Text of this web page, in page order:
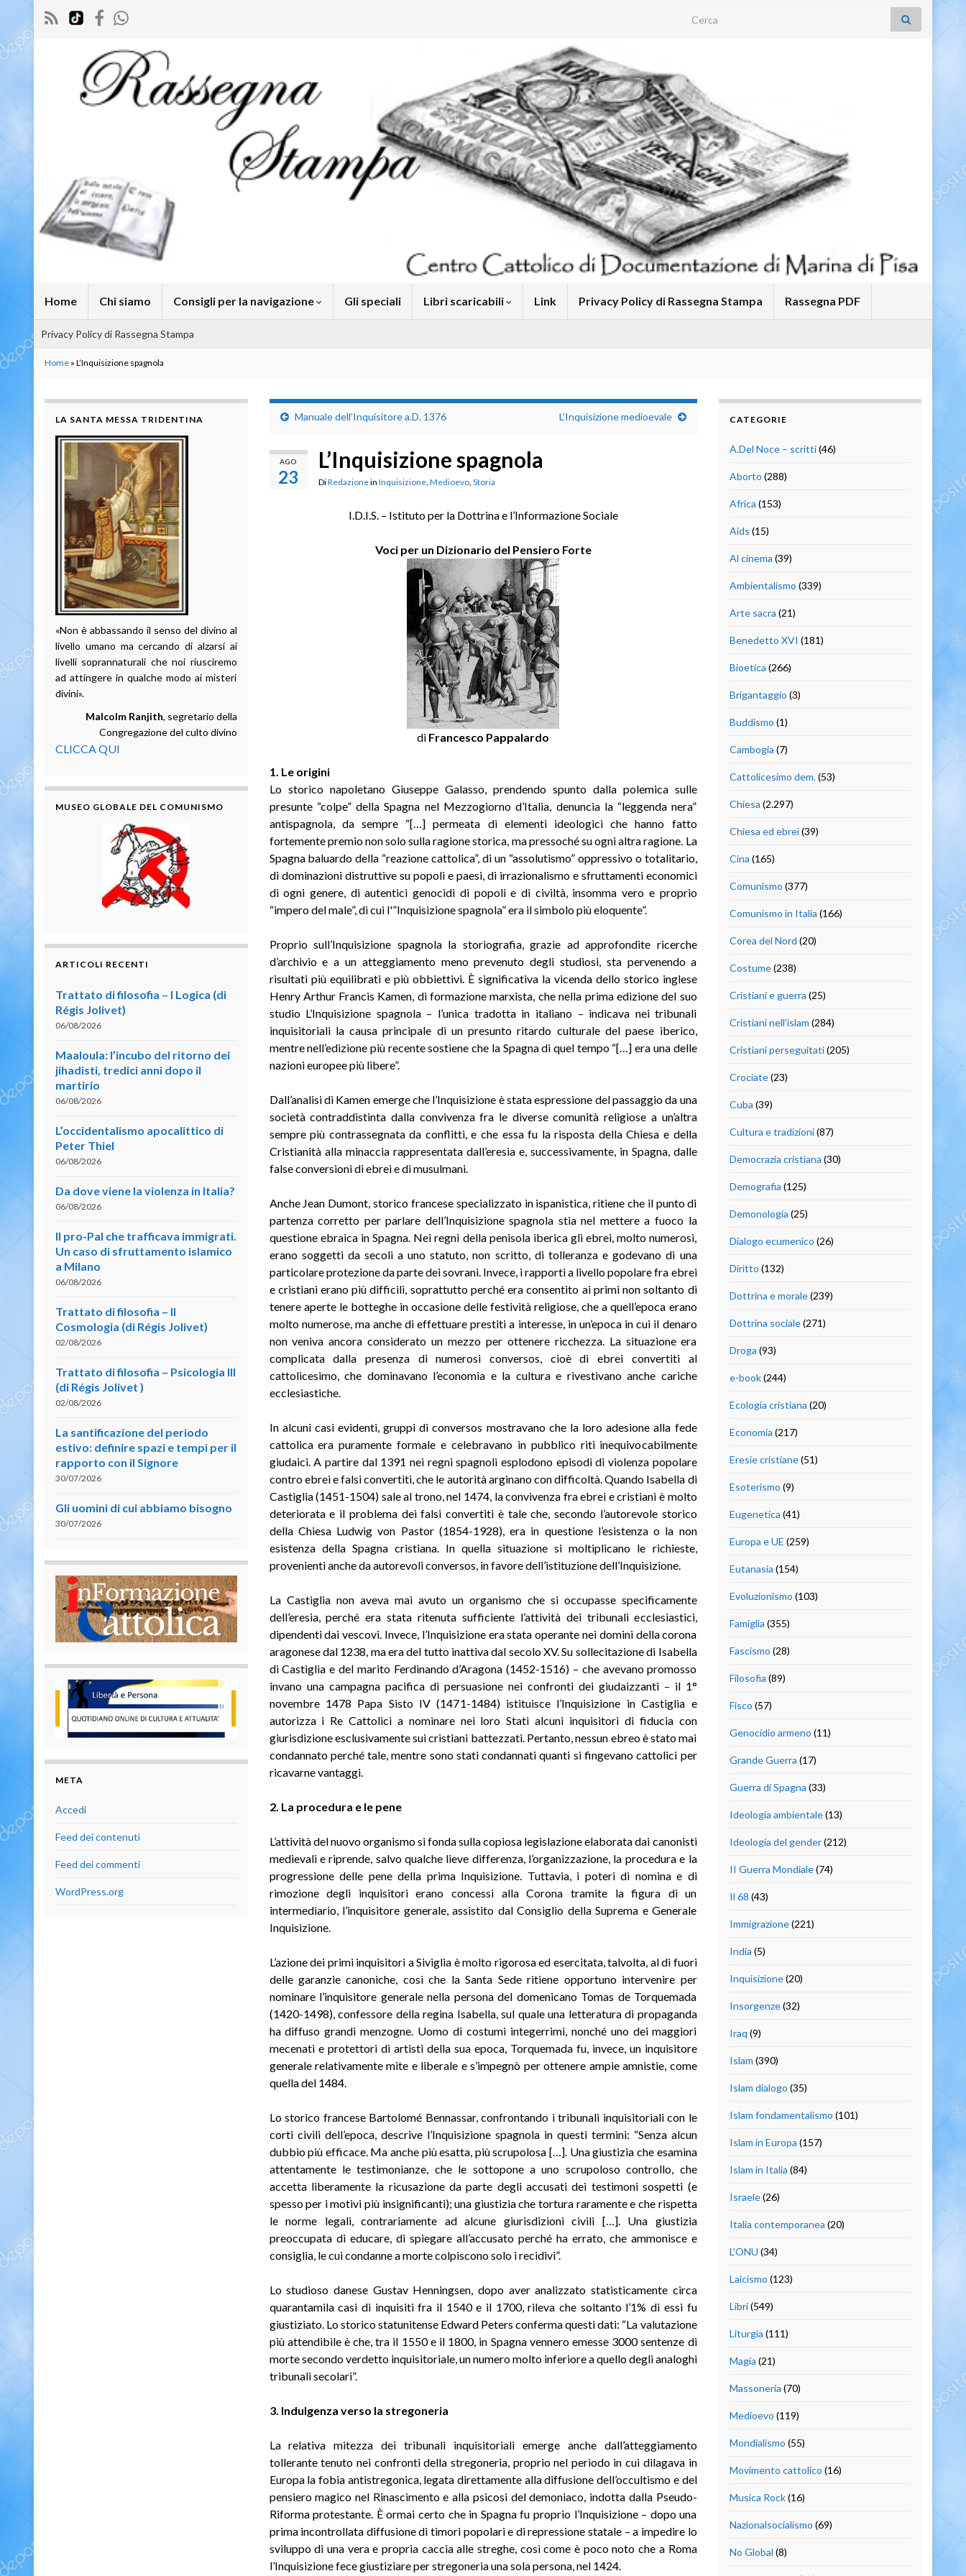
Search for:
Home Chi siamo Consigli per la navigazione Gli speciali Libri scaricabili Link Privacy Policy di Rassegna Stampa Rassegna PDF
Privacy Policy di Rassegna Stampa
Home » L’Inquisizione spagnola
Manuale dell’Inquisitore a.D. 1376 L’Inquisizione medioevale
AGO
23
L’Inquisizione spagnola
DiRedazionein Inquisizione, Medioevo, Storia
I.D.I.S. – Istituto per la Dottrina e l’Informazione Sociale
Voci per un Dizionario del Pensiero Forte
di Francesco Pappalardo
1. Le origini
Lo storico napoletano Giuseppe Galasso, prendendo spunto dalla polemica sulle
presunte “colpe” della Spagna nel Mezzogiorno d’Italia, denuncia la “leggenda nera”
antispagnola, da sempre “[…] permeata di elementi ideologici che hanno fatto
fortemente premio non solo sulla ragione storica, ma pressoché su ogni altra ragione. La
Spagna baluardo della “reazione cattolica”, di un “assolutismo” oppressivo o totalitario,
di dominazioni distruttive su popoli e paesi, di irrazionalismo e sfruttamenti economici
di ogni genere, di autentici genocidi di popoli e di civiltà, insomma vero e proprio
“impero del male”, di cui l'”Inquisizione spagnola” era il simbolo più eloquente”.
Proprio sull’Inquisizione spagnola la storiografia, grazie ad approfondite ricerche
d’archivio e a un atteggiamento meno prevenuto degli studiosi, sta pervenendo a
risultati più equilibrati e più obbiettivi. È significativa la vicenda dello storico inglese
Henry Arthur Francis Kamen, di formazione marxista, che nella prima edizione del suo
studio L’Inquisizione spagnola – l’unica tradotta in italiano – indicava nei tribunali
inquisitoriali la causa principale di un presunto ritardo culturale del paese iberico,
mentre nell’edizione più recente sostiene che la Spagna di quel tempo “[…] era una delle
nazioni europee più libere”.
Dall’analisi di Kamen emerge che l’Inquisizione è stata espressione del passaggio da una
società contraddistinta dalla convivenza fra le diverse comunità religiose a un’altra
sempre più contrassegnata da conflitti, e che essa fu la risposta della Chiesa e della
Cristianità alla minaccia rappresentata dall’eresia e, successivamente, in Spagna, dalle
false conversioni di ebrei e di musulmani.
Anche Jean Dumont, storico francese specializzato in ispanistica, ritiene che il punto di
partenza corretto per parlare dell’Inquisizione spagnola stia nel mettere a fuoco la
questione ebraica in Spagna. Nei regni della penisola iberica gli ebrei, molto numerosi,
erano soggetti da secoli a uno statuto, non scritto, di tolleranza e godevano di una
particolare protezione da parte dei sovrani. Invece, i rapporti a livello popolare fra ebrei
e cristiani erano più difficili, soprattutto perché era consentito ai primi non soltanto di
tenere aperte le botteghe in occasione delle festività religiose, che a quell’epoca erano
molto numerose, ma anche di effettuare prestiti a interesse, in un’epoca in cui il denaro
non veniva ancora considerato un mezzo per ottenere ricchezza. La situazione era
complicata dalla presenza di numerosi conversos, cioè di ebrei convertiti al
cattolicesimo, che dominavano l’economia e la cultura e rivestivano anche cariche
ecclesiastiche.
In alcuni casi evidenti, gruppi di conversos mostravano che la loro adesione alla fede
cattolica era puramente formale e celebravano in pubblico riti inequivocabilmente
giudaici. A partire dal 1391 nei regni spagnoli esplodono episodi di violenza popolare
contro ebrei e falsi convertiti, che le autorità arginano con difficoltà. Quando Isabella di
Castiglia (1451-1504) sale al trono, nel 1474, la convivenza fra ebrei e cristiani è molto
deteriorata e il problema dei falsi convertiti è tale che, secondo l’autorevole storico
della Chiesa Ludwig von Pastor (1854-1928), era in questione l’esistenza o la non
esistenza della Spagna cristiana. In quella situazione si moltiplicano le richieste,
provenienti anche da autorevoli conversos, in favore dell’istituzione dell’Inquisizione.
La Castiglia non aveva mai avuto un organismo che si occupasse specificamente
dell’eresia, perché era stata ritenuta sufficiente l’attività dei tribunali ecclesiastici,
dipendenti dai vescovi. Invece, l’Inquisizione era stata operante nei domini della corona
aragonese dal 1238, ma era del tutto inattiva dal secolo XV. Su sollecitazione di Isabella
di Castiglia e del marito Ferdinando d’Aragona (1452-1516) – che avevano promosso
invano una campagna pacifica di persuasione nei confronti dei giudaizzanti – il 1°
novembre 1478 Papa Sisto IV (1471-1484) istituisce l’Inquisizione in Castiglia e
autorizza i Re Cattolici a nominare nei loro Stati alcuni inquisitori di fiducia con
giurisdizione esclusivamente sui cristiani battezzati. Pertanto, nessun ebreo è stato mai
condannato perché tale, mentre sono stati condannati quanti si fingevano cattolici per
ricavarne vantaggi.
2. La procedura e le pene
L’attività del nuovo organismo si fonda sulla copiosa legislazione elaborata dai canonisti
medievali e riprende, salvo qualche lieve differenza, l’organizzazione, la procedura e la
progressione delle pene della prima Inquisizione. Tuttavia, i poteri di nomina e di
rimozione degli inquisitori erano concessi alla Corona tramite la figura di un
intermediario, l’inquisitore generale, assistito dal Consiglio della Suprema e Generale
Inquisizione.
L’azione dei primi inquisitori a Siviglia è molto rigorosa ed esercitata, talvolta, al di fuori
delle garanzie canoniche, così che la Santa Sede ritiene opportuno intervenire per
nominare l’inquisitore generale nella persona del domenicano Tomas de Torquemada
(1420-1498), confessore della regina Isabella, sul quale una letteratura di propaganda
ha diffuso grandi menzogne. Uomo di costumi integerrimi, nonché uno dei maggiori
mecenati e protettori di artisti della sua epoca, Torquemada fu, invece, un inquisitore
generale relativamente mite e liberale e s’impegnò per ottenere ampie amnistie, come
quella del 1484.
Lo storico francese Bartolomé Bennassar, confrontando i tribunali inquisitoriali con le
corti civili dell’epoca, descrive l’Inquisizione spagnola in questi termini: “Senza alcun
dubbio più efficace. Ma anche più esatta, più scrupolosa […]. Una giustizia che esamina
attentamente le testimonianze, che le sottopone a uno scrupoloso controllo, che
accetta liberamente la ricusazione da parte degli accusati dei testimoni sospetti (e
spesso per i motivi più insignificanti); una giustizia che tortura raramente e che rispetta
le norme legali, contrariamente ad alcune giurisdizioni civili […]. Una giustizia
preoccupata di educare, di spiegare all’accusato perché ha errato, che ammonisce e
consiglia, le cui condanne a morte colpiscono solo i recidivi”.
Lo studioso danese Gustav Henningsen, dopo aver analizzato statisticamente circa
quarantamila casi di inquisiti fra il 1540 e il 1700, rileva che soltanto l’1% di essi fu
giustiziato. Lo storico statunitense Edward Peters conferma questi dati: “La valutazione
più attendibile è che, tra il 1550 e il 1800, in Spagna vennero emesse 3000 sentenze di
morte secondo verdetto inquisitoriale, un numero molto inferiore a quello degli analoghi
tribunali secolari”.
3. Indulgenza verso la stregoneria
La relativa mitezza dei tribunali inquisitoriali emerge anche dall’atteggiamento
tollerante tenuto nei confronti della stregoneria, proprio nel periodo in cui dilagava in
Europa la fobia antistregonica, legata direttamente alla diffusione dell’occultismo e del
pensiero magico nel Rinascimento e alla psicosi del demoniaco, indotta dalla Pseudo-
Riforma protestante. È ormai certo che in Spagna fu proprio l’Inquisizione – dopo una
prima incontrollata diffusione di timori popolari e di repressione statale – a impedire lo
sviluppo di una vera e propria caccia alle streghe, così come è poco noto che a Roma
l’Inquisizione fece giustiziare per stregoneria una sola persona, nel 1424.
LA SANTA MESSA TRIDENTINA
«Non è abbassando il senso del divino al
livello umano ma cercando di alzarsi ai
livelli soprannaturali che noi riusciremo
ad attingere in qualche modo ai misteri
divini».
Malcolm Ranjith, segretario della
Congregazione del culto divino
CLICCA QUI
MUSEO GLOBALE DEL COMUNISMO
ARTICOLI RECENTI
Trattato di filosofia – I Logica (di
Régis Jolivet)
06/08/2026
Maaloula: l’incubo del ritorno dei
jihadisti, tredici anni dopo il
martirio
06/08/2026
L’occidentalismo apocalittico di
Peter Thiel
06/08/2026
Da dove viene la violenza in Italia?
06/08/2026
Il pro-Pal che trafficava immigrati.
Un caso di sfruttamento islamico
a Milano
06/08/2026
Trattato di filosofia – II
Cosmologia (di Régis Jolivet)
02/08/2026
Trattato di filosofia – Psicologia III
(di Régis Jolivet )
02/08/2026
La santificazione del periodo
estivo: definire spazi e tempi per il
rapporto con il Signore
30/07/2026
Gli uomini di cui abbiamo bisogno
30/07/2026
META
Accedi
Feed dei contenuti
Feed dei commenti
WordPress.org
CATEGORIE
A.Del Noce – scritti(46)
Aborto (288)
Africa (153)
Aids (15)
Al cinema (39)
Ambientalismo (339)
Arte sacra (21)
Benedetto XVI (181)
Bioetica (266)
Brigantaggio (3)
Buddismo (1)
Cambogia (7)
Cattolicesimo dem.(53)
Chiesa (2.297)
Chiesa ed ebrei(39)
Cina (165)
Comunismo (377)
Comunismo in Italia (166)
Corea del Nord (20)
Costume(238)
Cristiani e guerra (25)
Cristiani nell'islam (284)
Cristiani perseguitati(205)
Crociate(23)
Cuba (39)
Cultura e tradizioni(87)
Democrazia cristiana (30)
Demografia (125)
Demonologia (25)
Dialogo ecumenico (26)
Diritto (132)
Dottrina e morale(239)
Dottrina sociale(271)
Droga (93)
e-book(244)
Ecologia cristiana (20)
Economia (217)
Eresie cristiane(51)
Esoterismo (9)
Eugenetica (41)
Europa e UE (259)
Eutanasia (154)
Evoluzionismo (103)
Famiglia (355)
Fascismo (28)
Filosofia (89)
Fisco (57)
Genocidio armeno (11)
Grande Guerra (17)
Guerra di Spagna (33)
Ideologia ambientale(13)
Ideologia del gender(212)
II Guerra Mondiale(74)
Il 68 (43)
Immigrazione(221)
India (5)
Inquisizione(20)
Insorgenze(32)
Iraq (9)
Islam (390)
Islam dialogo (35)
Islam fondamentalismo (101)
Islam in Europa (157)
Islam in Italia (84)
Israele(26)
Italia contemporanea (20)
L'ONU (34)
Laicismo (123)
Libri(549)
Liturgia (111)
Magia (21)
Massoneria (70)
Medioevo (119)
Mondialismo (55)
Movimento cattolico (16)
Musica Rock(16)
Nazionalsocialismo (69)
No Global (8)